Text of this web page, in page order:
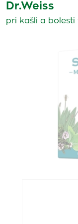
Dr.Weiss
pri kašli a bolesti